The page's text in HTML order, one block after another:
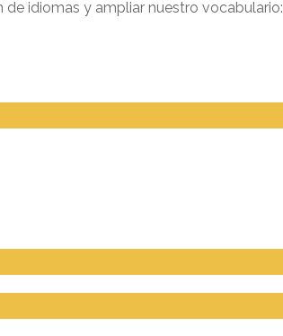
de idiomas y ampliar nuestro vocabulario: